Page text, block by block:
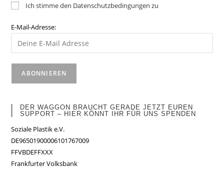
Ich stimme den Datenschutzbedingungen zu
E-Mail-Adresse:
DER WAGGON BRAUCHT GERADE JETZT EUREN
SUPPORT – HIER KÖNNT IHR FÜR UNS SPENDEN
Soziale Plastik e.V.
DE96501900006101767009
FFVBDEFFXXX
Frankfurter Volksbank